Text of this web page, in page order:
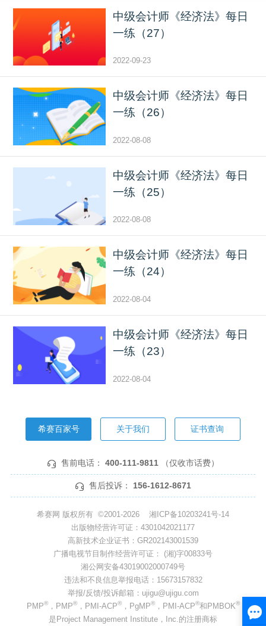
中级会计师《经济法》每日
一练（27）
2022-09-23
中级会计师《经济法》每日
一练（26）
2022-08-08
中级会计师《经济法》每日
一练（25）
2022-08-08
中级会计师《经济法》每日
一练（24）
2022-08-04
中级会计师《经济法》每日
一练（23）
2022-08-04
希赛百家号 关于我们 证书查询
售前电话： 400-111-9811 （仅收市话费）
售后投诉： 156-1612-8671
希赛网 版权所有 ©2001-2026 湘ICP备10203241号-14
出版物经营许可证：4301042021177
高新技术企业证书：GR202143001539
广播电视节目制作经营许可证： (湘)字00833号
湘公网安备43019002000749号
违法和不良信息举报电话：15673157832
举报/反馈/投诉邮箱：ujigu@ujigu.com
PMP®，PMP®，PMI-ACP®，PgMP®，PMI-ACP®和PMBOK®
是Project Management Institute，Inc.的注册商标